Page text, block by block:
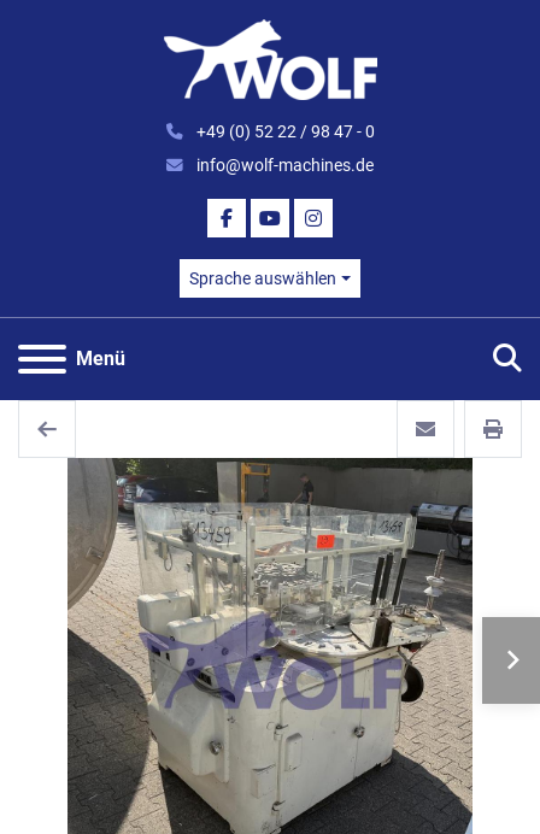
+49 (0) 52 22 / 98 47 - 0
info@wolf-machines.de
FACEBOOK
YOUTUBEINSTAGRAM
Sprache auswählen
Menü